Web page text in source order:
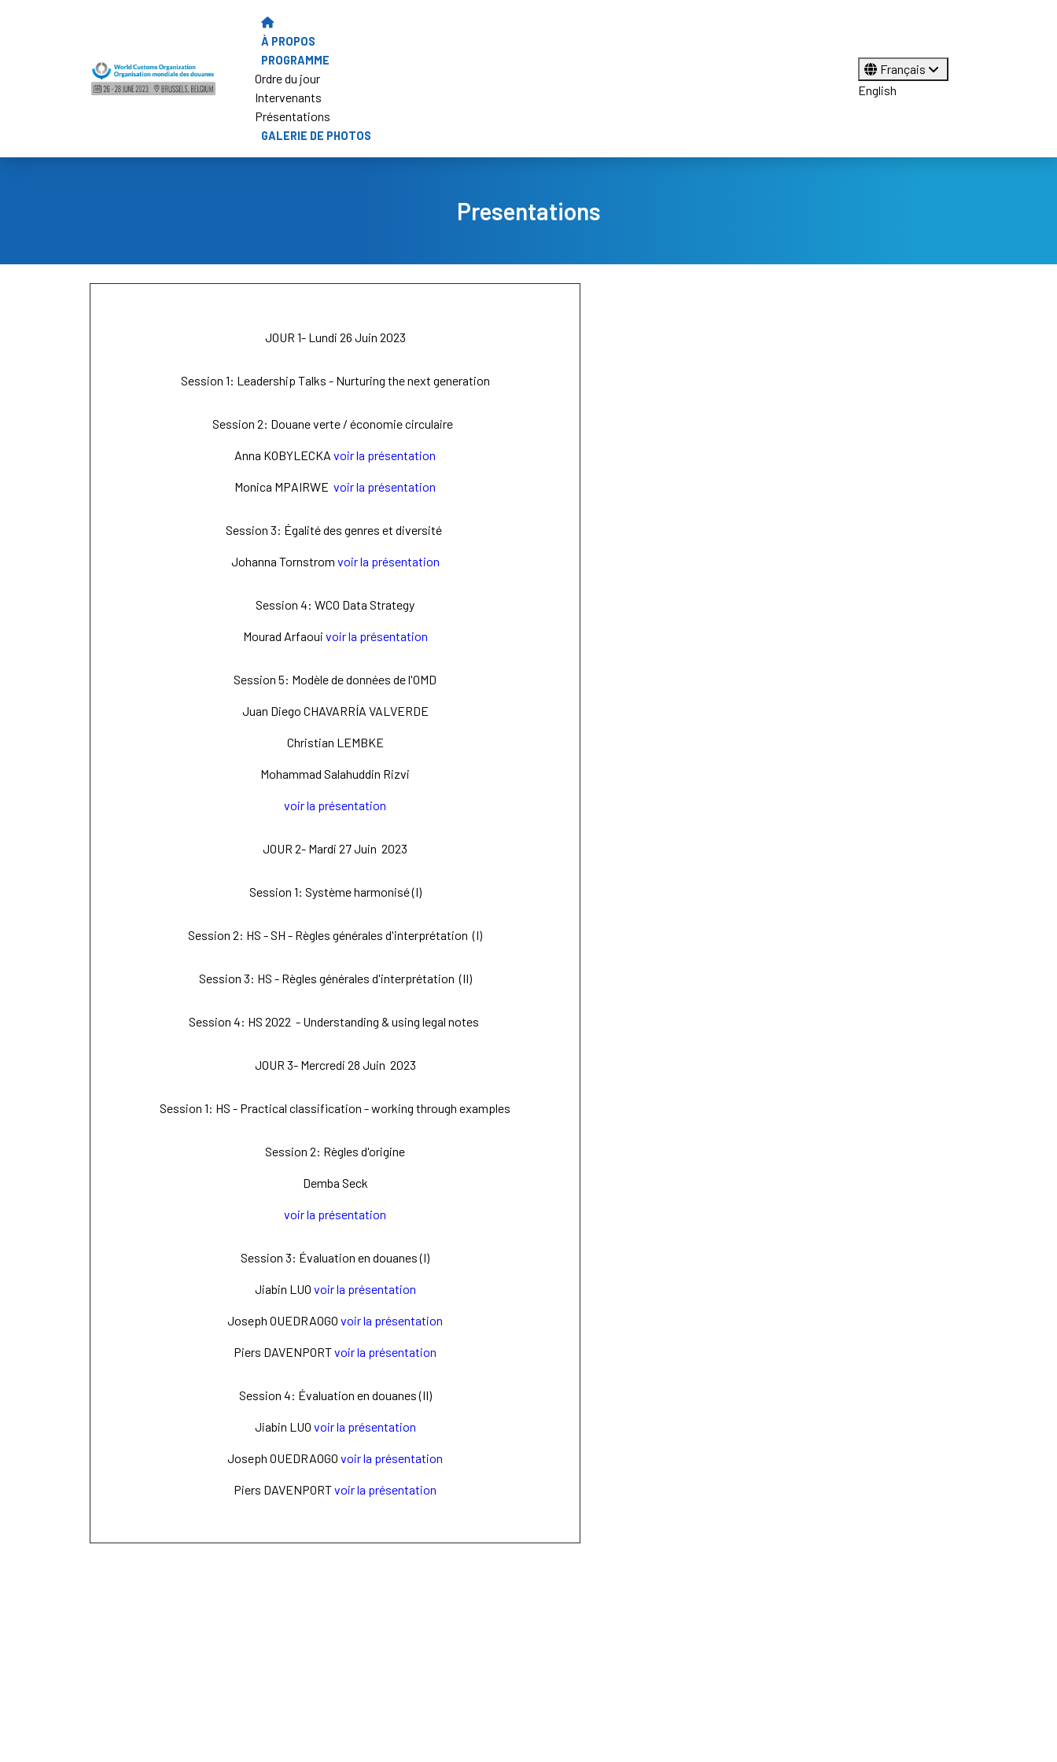
À PROPOS
PROGRAMME
Ordre du jour
Intervenants
Présentations
GALERIE DE PHOTOS
Français
English
Presentations
JOUR 1- Lundi 26 Juin 2023
Session 1: Leadership Talks - Nurturing the next generation
Session 2: Douane verte / économie circulaire
Anna KOBYLECKA voir la présentation
Monica MPAIRWE voir la présentation
Session 3: Égalité des genres et diversité
Johanna Tornstrom voir la présentation
Session 4: WCO Data Strategy
Mourad Arfaoui voir la présentation
Session 5: Modèle de données de l'OMD
Juan Diego CHAVARRÍA VALVERDE
Christian LEMBKE
Mohammad Salahuddin Rizvi
voir la présentation
JOUR 2- Mardi 27 Juin 2023
Session 1: Système harmonisé (I)
Session 2: HS - SH - Règles générales d'interprétation (I)
Session 3: HS - Règles générales d'interprétation (II)
Session 4: HS 2022 - Understanding & using legal notes
JOUR 3- Mercredi 28 Juin 2023
Session 1: HS - Practical classification - working through examples
Session 2: Règles d'origine
Demba Seck
voir la présentation
Session 3: Évaluation en douanes (I)
Jiabin LUO voir la présentation
Joseph OUEDRAOGO voir la présentation
Piers DAVENPORTvoir la présentation
Session 4: Évaluation en douanes (II)
Jiabin LUO voir la présentation
Joseph OUEDRAOGO voir la présentation
Piers DAVENPORTvoir la présentation